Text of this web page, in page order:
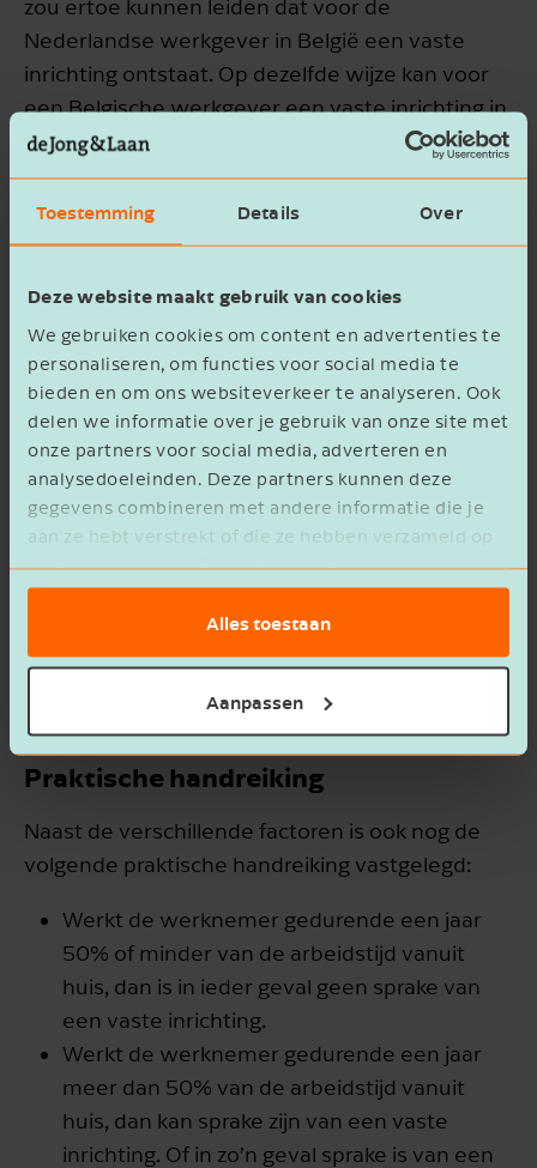
Toestemming Details Over
Deze website maakt gebruik van cookies
We gebruiken cookies om content en advertenties te
personaliseren, om functies voor social media te
bieden en om ons websiteverkeer te analyseren. Ook
delen we informatie over je gebruik van onze site met
onze partners voor social media, adverteren en
analysedoeleinden. Deze partners kunnen deze
gegevens combineren met andere informatie die je
aan ze hebt verstrekt of die ze hebben verzameld op
basis van het gebruik van hun services.
Alles toestaan
Aanpassen
zou ertoe kunnen leiden dat voor de
Nederlandse werkgever in België een vaste
inrichting ontstaat. Op dezelfde wijze kan voor
een Belgische werkgever een vaste inrichting in
Nederland ontstaan door het thuiswerken van
een Nederlandse werknemer. Dit is niet altijd
gewenst. Zo ontstaat bij een vaste inrichting
vennootschapsbelastingplicht in het woonland
vaste inrichting wordt behaald. Ook wordt een
werkgever bij een vaste inrichting
inhoudingsplichtig voor loonheffing van de
thuiswerkende werknemer in het woonland.
Factoren vaste inrichting
overeenkomst tussen Nederland en België zijn
daarom verschillende factoren vastgelegd
waarmee beoordeeld kan worden of wel of niet
Praktische handreiking
Naast de verschillende factoren is ook nog de
volgende praktische handreiking vastgelegd:
Werkt de werknemer gedurende een jaar
50% of minder van de arbeidstijd vanuit
huis, dan is in ieder geval geen sprake van
een vaste inrichting.
Werkt de werknemer gedurende een jaar
meer dan 50% van de arbeidstijd vanuit
huis, dan kan sprake zijn van een vaste
inrichting. Of in zo’n geval sprake is van een